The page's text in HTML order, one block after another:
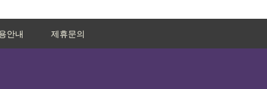
안내 제휴문의